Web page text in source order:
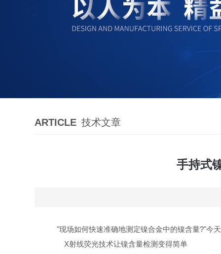
ARTICLE 技术文章
手持式
"现场如何快速准确地测定镍合金中的镍含量?"今
X射线荧光技术让镍含量检测变得简单